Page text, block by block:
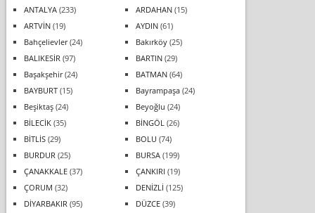
ANTALYA(233) ARDAHAN(15)
ARTVİN(19) AYDIN(61)
Bahçelievler(24) Bakırköy(25)
BALIKESİR (97) BARTIN(29)
Başakşehir(24) BATMAN(64)
BAYBURT(15) Bayrampaşa(24)
Beşiktaş(24) Beyoğlu (24)
BİLECİK(35) BİNGÖL (26)
BİTLİS(29) BOLU (74)
BURDUR (25) BURSA(199)
ÇANAKKALE(37) ÇANKIRI (19)
ÇORUM (32) DENİZLİ (125)
DİYARBAKIR (95) DÜZCE(39)